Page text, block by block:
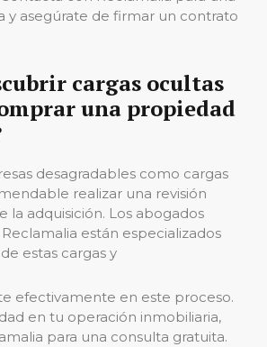
y asegúrate de firmar un contrato
cargas ocultas
una propiedad
desagradables como cargas
realizar una revisión
la adquisición. Los abogados
están especializados
estas cargas y
efectivamente en este proceso.
en tu operación inmobiliaria,
para una consulta gratuita.